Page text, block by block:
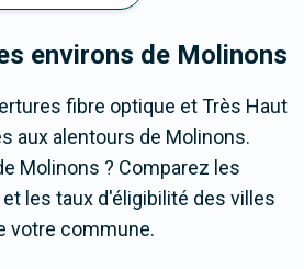
environs de Molinons
fibre optique et Très Haut
aux alentours de Molinons.
Molinons ? Comparez les
les taux d'éligibilité des villes
votre commune.